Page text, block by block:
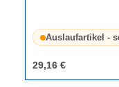
Auslaufartikel -
29,16 €